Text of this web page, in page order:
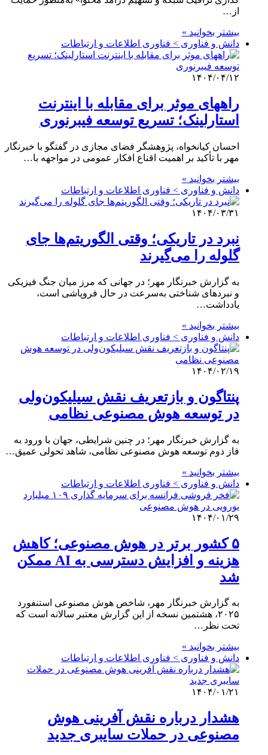
از…
بیشتر بخوانید »
دانش و فناوری > فناوری اطلاعات و ارتباطات
۱۴۰۴/۰۴/۱۲
راههای موثر برای مقابله با اینترنت
استارلینک؛ تسریع توسعه فیبرنوری
احسان کیانخواه، پژوهشگر فضای مجازی در گفتگو با خبرنگار
مهر با تأکید بر اهمیت اقناع افکار عمومی در مواجهه با…
بیشتر بخوانید »
دانش و فناوری > فناوری اطلاعات و ارتباطات
۱۴۰۴/۰۳/۳۱
نبرد در تاریکی؛ وقتی الگوریتم‌ها جای
گلوله را می‌گیرند
به گزارش خبرنگار مهر؛ در جهانی که مرز میان جنگ فیزیکی
و نبردهای شناختی به‌سرعت در حال فروپاشی است،
یادداشت…
بیشتر بخوانید »
دانش و فناوری > فناوری اطلاعات و ارتباطات
۱۴۰۴/۰۲/۱۹
پنتاگون و بازتعریف نقش سیلیکون‌ولی
در توسعه هوش مصنوعی نظامی
به گزارش خبرنگار مهر؛ در چنین شرایطی، جهان با ورود به
فاز دوم توسعه هوش مصنوعی نظامی، شاهد تحولی عمیق…
بیشتر بخوانید »
دانش و فناوری > فناوری اطلاعات و ارتباطات
۱۴۰۴/۰۱/۲۹
۵ کشور برتر در هوش مصنوعی؛ کاهش
هزینه و افزایش دسترسی به AI ممکن
شد
به گزارش خبرنگار مهر، شاخص هوش مصنوعی استنفورد
۲۰۲۵، هشتمین نسخه از این گزارش معتبر سالانه است که
تحت نظر…
بیشتر بخوانید »
دانش و فناوری > فناوری اطلاعات و ارتباطات
۱۴۰۴/۰۱/۲۱
هشدار درباره نقش آفرینی هوش
مصنوعی در حملات سایبری جدید